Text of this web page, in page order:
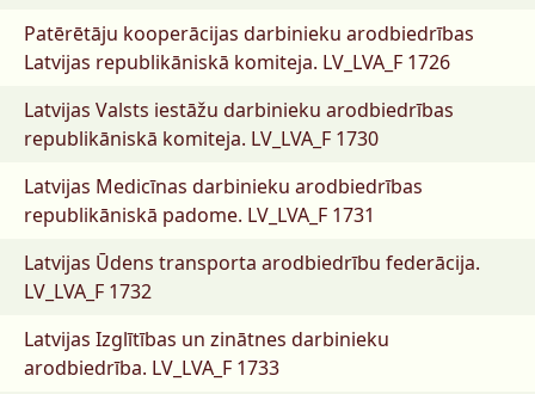
Patērētāju kooperācijas darbinieku arodbiedrības
Latvijas republikāniskā komiteja. LV_LVA_F 1726
Latvijas Valsts iestāžu darbinieku arodbiedrības
republikāniskā komiteja. LV_LVA_F 1730
Latvijas Medicīnas darbinieku arodbiedrības
republikāniskā padome. LV_LVA_F 1731
Latvijas Ūdens transporta arodbiedrību federācija.
LV_LVA_F 1732
Latvijas Izglītības un zinātnes darbinieku
arodbiedrība. LV_LVA_F 1733